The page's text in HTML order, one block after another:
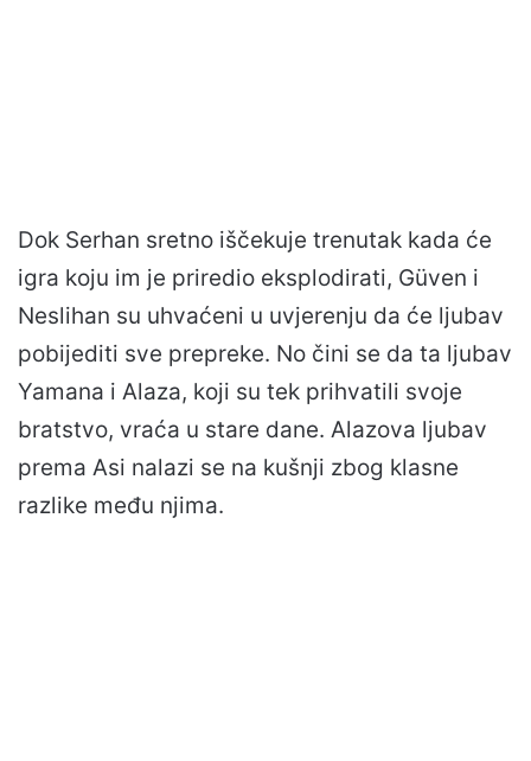
Dok Serhan sretno iščekuje trenutak kada će
igra koju im je priredio eksplodirati, Güven i
Neslihan su uhvaćeni u uvjerenju da će ljubav
pobijediti sve prepreke. No čini se da ta ljubav
Yamana i Alaza, koji su tek prihvatili svoje
bratstvo, vraća u stare dane. Alazova ljubav
prema Asi nalazi se na kušnji zbog klasne
razlike među njima.